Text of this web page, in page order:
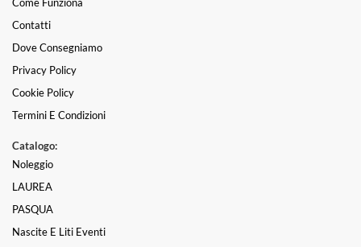
Contatti
Dove Consegniamo
Privacy Policy
Cookie Policy
Termini E Condizioni
Catalogo:
Noleggio
LAUREA
PASQUA
Nascite E Liti Eventi